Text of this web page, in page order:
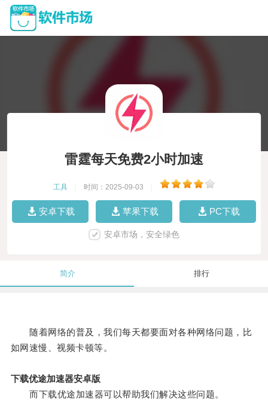
雷霆每天免费2小时加速
工具 时间：2025-09-03
安卓下载 苹果下载 PC下载
安卓市场，安全绿色
简介 排行
随着网络的普及，我们每天都要面对各种网络问题，比
如网速慢、视频卡顿等。
下载优途加速器安卓版
而下载优途加速器可以帮助我们解决这些问题。